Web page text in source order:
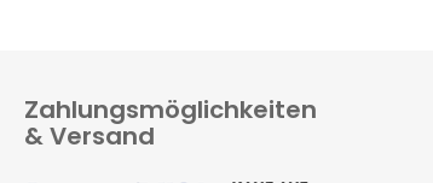
Zahlungsmöglichkeiten
& Versand